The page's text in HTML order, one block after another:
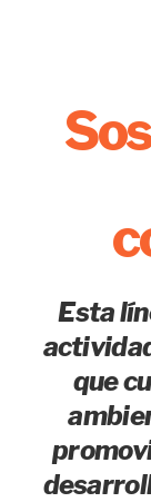
Esta
que